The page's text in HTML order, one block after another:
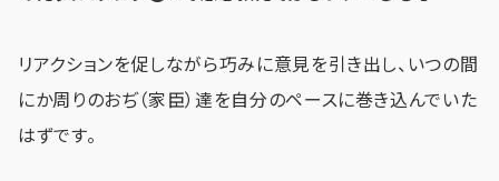
リアクションを促しながら巧みに意見を引き出し、いつの間
にか周りのおぢ（家臣）達を自分のペースに巻き込んでいた
はずです。